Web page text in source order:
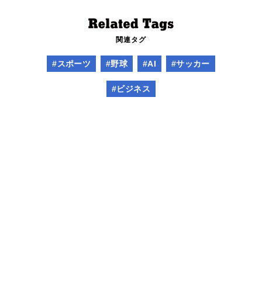
関連タグ
#スポーツ #野球 #AI #サッカー
#ビジネス